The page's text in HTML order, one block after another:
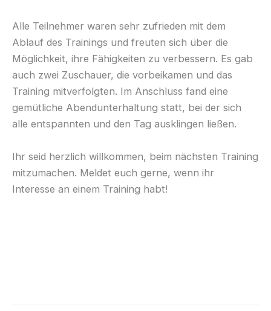
Alle Teilnehmer waren sehr zufrieden mit dem
Ablauf des Trainings und freuten sich über die
Möglichkeit, ihre Fähigkeiten zu verbessern. Es gab
auch zwei Zuschauer, die vorbeikamen und das
Training mitverfolgten. Im Anschluss fand eine
gemütliche Abendunterhaltung statt, bei der sich
alle entspannten und den Tag ausklingen ließen.
Ihr seid herzlich willkommen, beim nächsten Training
mitzumachen. Meldet euch gerne, wenn ihr
Interesse an einem Training habt!